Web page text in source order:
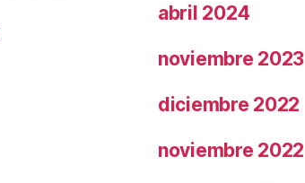
abril 2024
noviembre 2023
diciembre 2022
noviembre 2022